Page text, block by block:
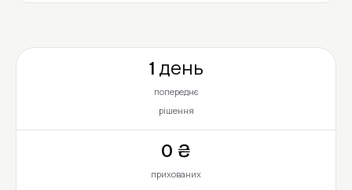
1 день
попереднє
рішення
0 ₴
прихованих